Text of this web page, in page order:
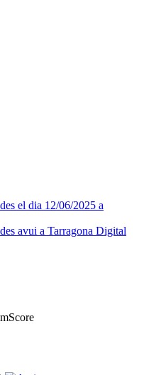
el dia 12/06/2025 a
avui a Tarragona Digital